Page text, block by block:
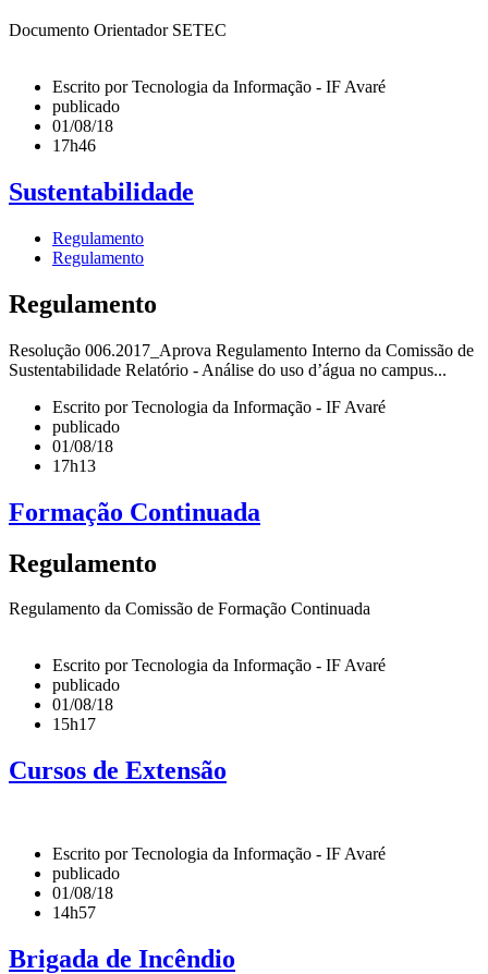
Documento Orientador SETEC
Escrito por Tecnologia da Informação - IF Avaré
publicado
01/08/18
17h46
Sustentabilidade
Regulamento
Regulamento
Regulamento
Resolução 006.2017_Aprova Regulamento Interno da Comissão de
Sustentabilidade Relatório - Análise do uso d’água no campus...
Escrito por Tecnologia da Informação - IF Avaré
publicado
01/08/18
17h13
Formação Continuada
Regulamento
Regulamento da Comissão de Formação Continuada
Escrito por Tecnologia da Informação - IF Avaré
publicado
01/08/18
15h17
Cursos de Extensão
Escrito por Tecnologia da Informação - IF Avaré
publicado
01/08/18
14h57
Brigada de Incêndio